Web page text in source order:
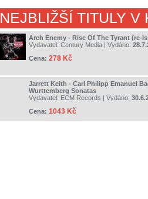
NEJBLIŽŠÍ TITULY V
Arch Enemy - Rise Of The Tyrant (re-
Vydavatel: Century Media | Vydáno:
Cena: 278 Kč
Jarrett Keith - Carl Philipp Emanuel
Wurttemberg Sonatas
Vydavatel: ECM Records | Vydáno:
Cena: 1043 Kč